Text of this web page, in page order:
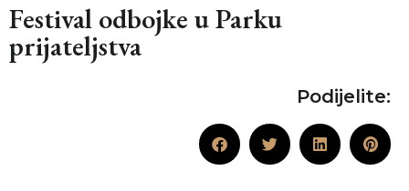
Festival odbojke u Parku
prijateljstva
Podijelite: